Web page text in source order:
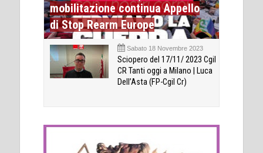
mobilitazione continua Appello
di Stop Rearm Europe
Sabato 18 Novembre 2023
Sciopero del 17/11/ 2023 Cgil
CR Tanti oggi a Milano | Luca
Dell’Asta (FP-Cgil Cr)